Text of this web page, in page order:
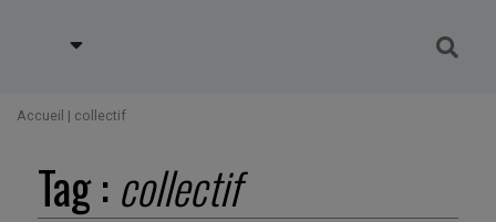
Accueil | collectif
Tag : collectif